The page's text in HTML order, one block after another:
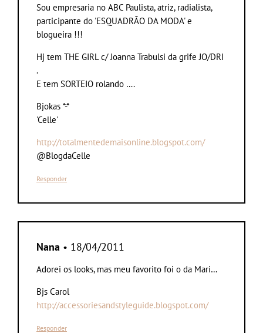
Sou empresaria no ABC Paulista, atriz, radialista,
participante do 'ESQUADRÃO DA MODA' e
blogueira !!!
Hj tem THE GIRL c/ Joanna Trabulsi da grife JO/DRI
.
E tem SORTEIO rolando ….
Bjokas *-*
'Celle'
http://totalmentedemaisonline.blogspot.com/
@BlogdaCelle
Responder
Nana • 18/04/2011
Adorei os looks, mas meu favorito foi o da Mari…
Bjs Carol
http://accessoriesandstyleguide.blogspot.com/
Responder